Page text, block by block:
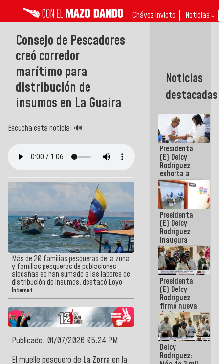
Chávez invicto Noticias ↓
Consejo de Pescadores
creó corredor
marítimo para
distribución de
insumos en La Guaira
Escucha esta noticia: 🔊
Más de 20 familias pesqueras de la zona
y familias pesqueras de poblaciones
aledañas se han sumado a las labores de
distribución de insumos, destacó Loyo
Internet
Publicado: 01/07/2026 05:24 PM
El muelle pesquero de La Zorra en la
Noticias
destacadas
Presidenta
(E) Delcy
Rodríguez
exhorta a
gobernadores
y alcaldes a
edificar
casas para
abuelos
Presidenta
(E) Delcy
Rodríguez
inaugura
casa de los
Abuelos
Primavera
en Caracas
Presidenta
(E) Delcy
Rodríguez
firmó nueva
de Ley de
Arrendamiento
aprobada
por la AN
Delcy
Rodríguez: